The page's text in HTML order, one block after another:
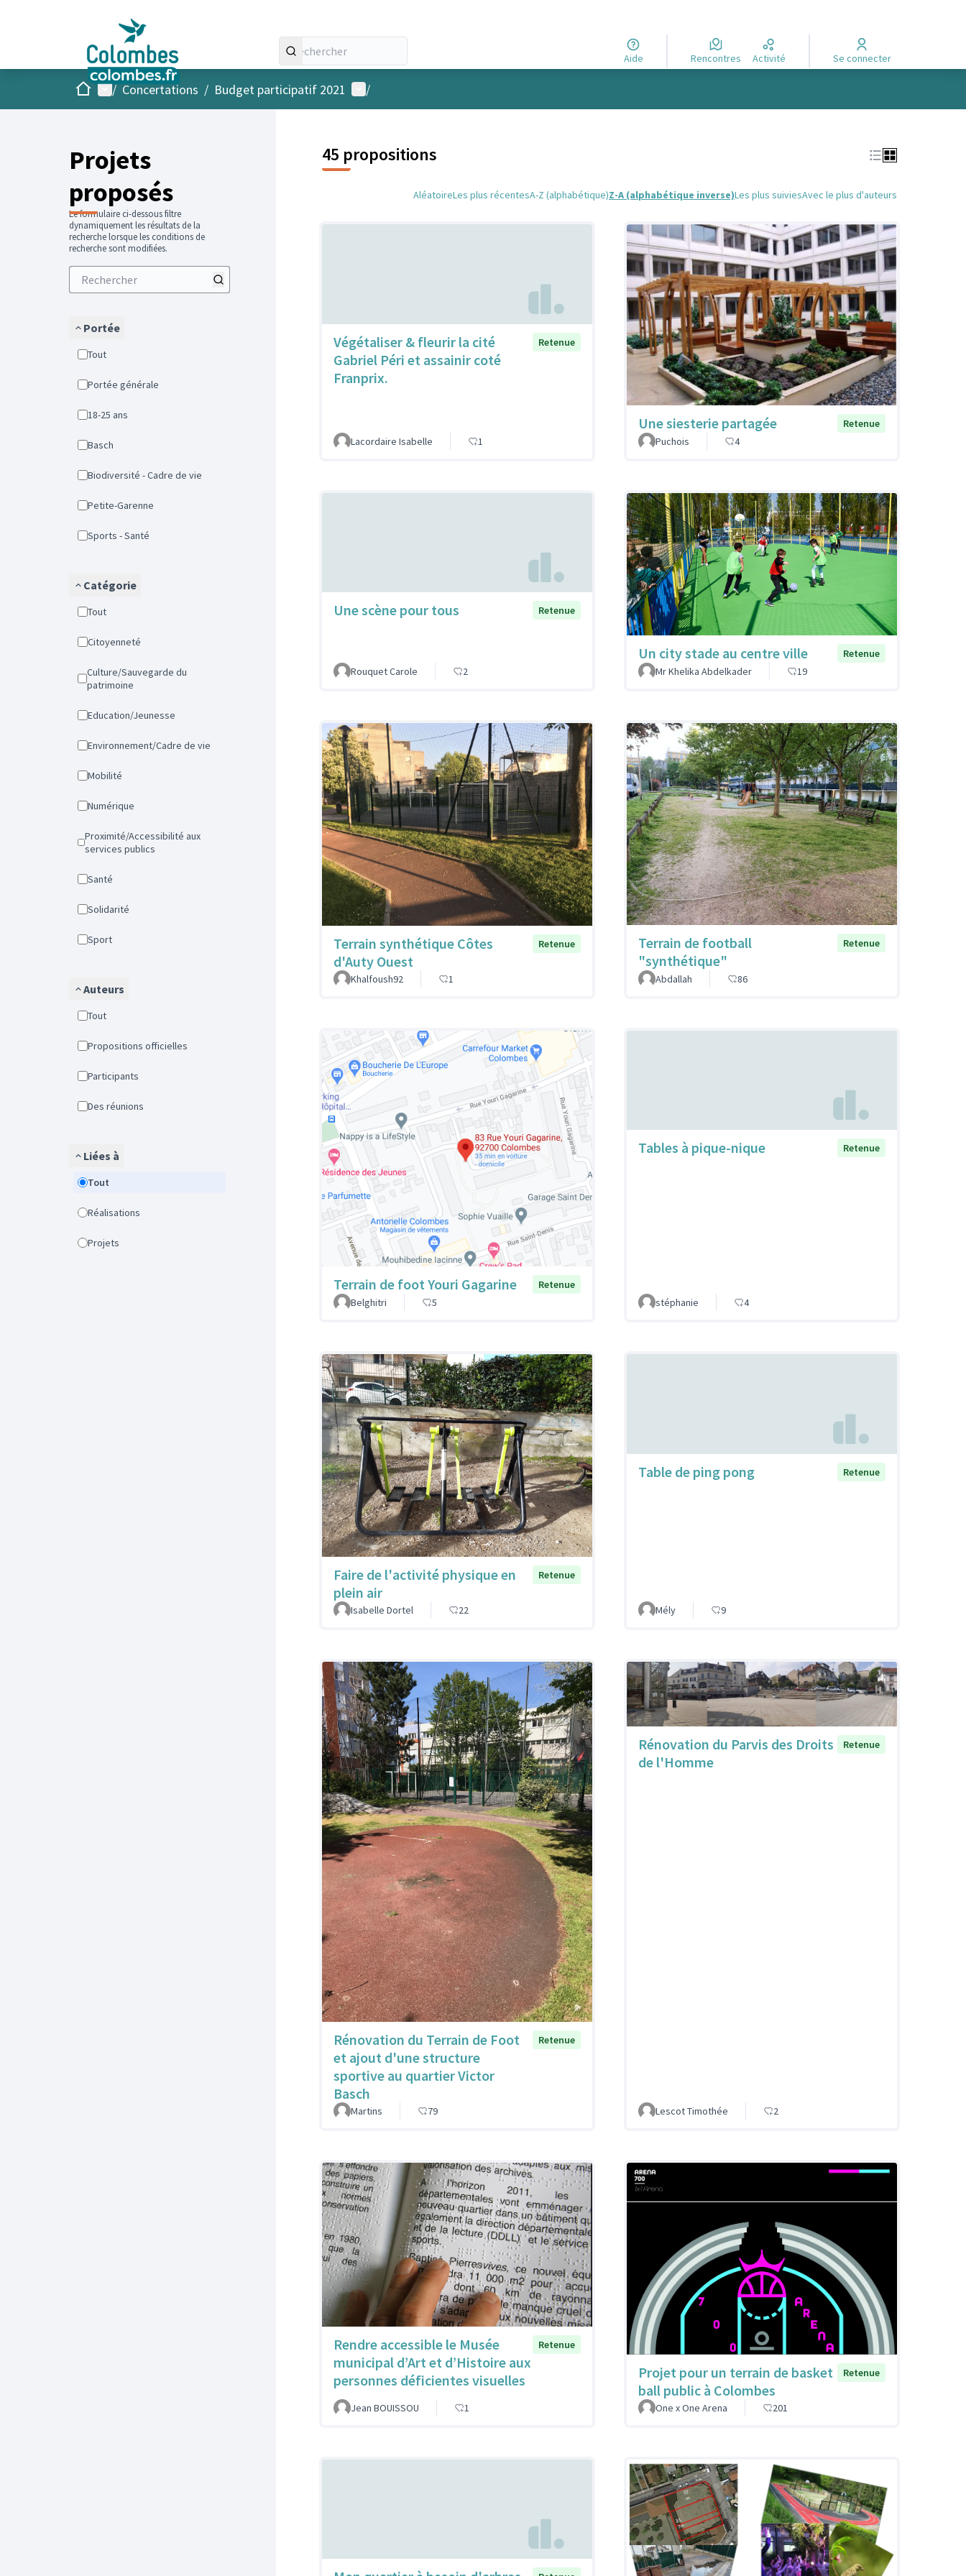
Aide Rencontres Activité Se connecter
AccueilMenu principal
/ Concertations / Budget participatif 2021 Menu utilisateur
/
Projets
proposés
Le formulaire ci-dessous filtre
dynamiquement les résultats de la
recherche lorsque les conditions de
recherche sont modifiées.
Portée
Tout
Portée générale
18-25 ans
Basch
Biodiversité - Cadre de vie
Petite-Garenne
Sports - Santé
Catégorie
Tout
Citoyenneté
Culture/Sauvegarde du
patrimoine
Education/Jeunesse
Environnement/Cadre de vie
Mobilité
Numérique
Proximité/Accessibilité aux
services publics
Santé
Solidarité
Sport
Auteurs
Tout
Propositions officielles
Participants
Des réunions
Liées à
Tout
Réalisations
Projets
45 propositions
AléatoireLes plus récentesA-Z (alphabétique)Z-A (alphabétique inverse)Les plus suiviesAvec le plus d'auteurs
Végétaliser & fleurir la cité
Gabriel Péri et assainir coté
Franprix.
Retenue
Lacordaire Isabelle 1
Une siesterie partagée
Retenue
Puchois
4
Une scène pour tous Retenue
Rouquet Carole 2
Un city stade au centre ville
Retenue
Mr Khelika Abdelkader
19
Terrain synthétique Côtes
d'Auty Ouest
Retenue
Khalfoush92 1
Terrain de football
"synthétique"
Retenue
Abdallah 86
Terrain de foot Youri Gagarine
Retenue
Belghitri
5
Tables à pique-nique Retenue
stéphanie 4
Faire de l'activité physique en
plein air
Retenue
Isabelle Dortel 22
Table de ping pong Retenue
Mély 9
Rénovation du Terrain de Foot
et ajout d'une structure
sportive au quartier Victor
Basch
Retenue
Martins 79
Rénovation du Parvis des Droits
de l'Homme
Retenue
Lescot Timothée 2
Rendre accessible le Musée
municipal d’Art et d’Histoire aux
personnes déficientes visuelles
Retenue
Jean BOUISSOU 1
Projet pour un terrain de basket
ball public à Colombes
Retenue
One x One Arena 201